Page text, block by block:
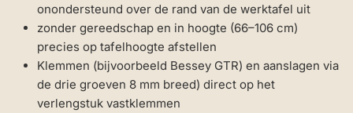
onondersteund over de rand van de werktafel uit
zonder gereedschap en in hoogte (66–106 cm)
precies op tafelhoogte afstellen
Klemmen (bijvoorbeeld Bessey GTR) en aanslagen via
de drie groeven 8 mm breed) direct op het
verlengstuk vastklemmen